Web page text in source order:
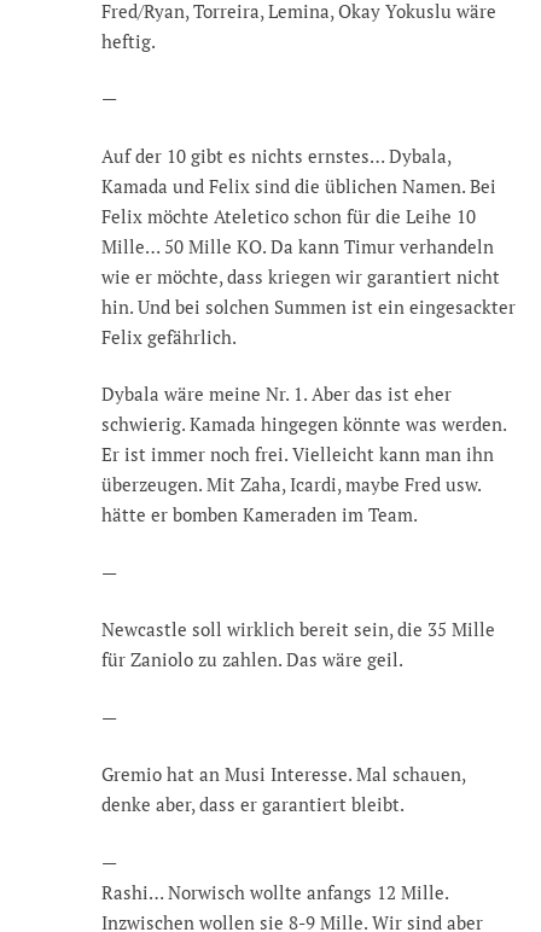
Fred/Ryan, Torreira, Lemina, Okay Yokuslu wäre
heftig.
—
Auf der 10 gibt es nichts ernstes… Dybala,
Kamada und Felix sind die üblichen Namen. Bei
Felix möchte Ateletico schon für die Leihe 10
Mille… 50 Mille KO. Da kann Timur verhandeln
wie er möchte, dass kriegen wir garantiert nicht
hin. Und bei solchen Summen ist ein eingesackter
Felix gefährlich.
Dybala wäre meine Nr. 1. Aber das ist eher
schwierig. Kamada hingegen könnte was werden.
Er ist immer noch frei. Vielleicht kann man ihn
überzeugen. Mit Zaha, Icardi, maybe Fred usw.
hätte er bomben Kameraden im Team.
—
Newcastle soll wirklich bereit sein, die 35 Mille
für Zaniolo zu zahlen. Das wäre geil.
—
Gremio hat an Musi Interesse. Mal schauen,
denke aber, dass er garantiert bleibt.
—
Rashi… Norwisch wollte anfangs 12 Mille.
Inzwischen wollen sie 8-9 Mille. Wir sind aber